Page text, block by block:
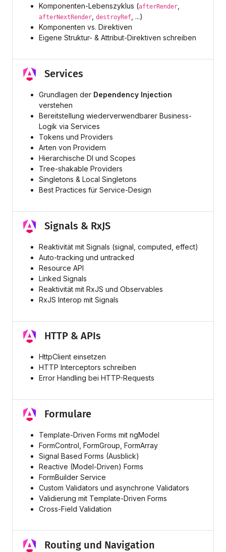
Komponenten-Lebenszyklus (afterRender
afterNextRender destroyRef
, ...)
Komponenten vs. Direktiven
Eigene Struktur- & Attribut-Direktiven schreiben
Services
Grundlagen der Dependency Injection
verstehen
Bereitstellung wiederverwendbarer Business-
Logik via Services
Tokens und Providers
Arten von Providern
Hierarchische DI und Scopes
Tree-shakable Providers
Singletons & Local Singletons
Best Practices für Service-Design
Signals & RxJS
Reaktivität mit Signals (signal, computed, effect)
Auto-tracking und untracked
Resource API
Linked Signals
Reaktivität mit RxJS und Observables
RxJS Interop mit Signals
HTTP & APIs
HttpClient einsetzen
HTTP Interceptors schreiben
Error Handling bei HTTP-Requests
Formulare
Template-Driven Forms mit ngModel
FormControl, FormGroup, FormArray
Signal Based Forms (Ausblick)
Reactive (Model-Driven) Forms
FormBuilder Service
Custom Validators und asynchrone Validators
Validierung mit Template-Driven Forms
Cross-Field Validation
Routing und Navigation